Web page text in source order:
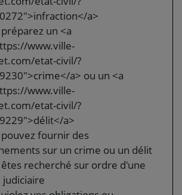
a>
un <a
www.ville-
etat-civil/?
a> ou un <a
www.ville-
etat-civil/?
a>
pouvez fournir des
sur un crime ou un délit
êtes recherché sur ordre d'une